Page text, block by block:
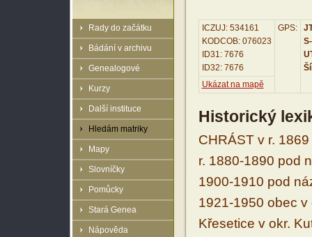
Rady do začátku
Bádání v archivu
Genealogové
Kurzy
Další instituce
Hledám matriky
Mapy
Slovníčky
Pomůcky
Stará Genea
Nápověda
ICZUJ: 534161
KODCOB: 076023
ID31: 7676
ID32: 7676
GPS:
Ukázat na mapě
Historický
CHRÁST v r.
r. 1880-1890 pod
1900-1910 pod
1921-1950 obec v
Křesetice v okr.